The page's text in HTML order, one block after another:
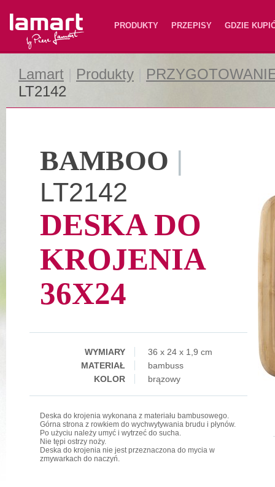
Lamart PRODUKTY PRZEPISY GDZIE
Lamart Produkty
LT2142
BAMBOO |
LT2142
DESKA DO
KROJENIA
36X24
WYMIARY
36 x 24 x 1,9 cm
MATERIAŁ
bambuss
KOLOR
brązowy
Deska do krojenia wykonana z materiału bambusowego.
Górna strona z rowkiem do wychwytywania brudu i płynów.
Po użyciu należy umyć i wytrzeć do sucha.
Nie tępi ostrzy noży.
Deska do krojenia nie jest przeznaczona do mycia w
zmywarkach do naczyń.